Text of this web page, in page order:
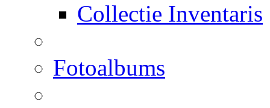
Collectie Inventaris
Fotoalbums